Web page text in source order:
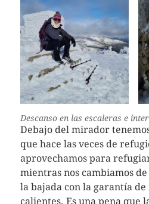
Descanso en las escaleras e
Debajo del mirador
que hace las veces de
aprovechamos para
mientras nos cambiamos
la bajada con la garantía
calientes. Es una pena que